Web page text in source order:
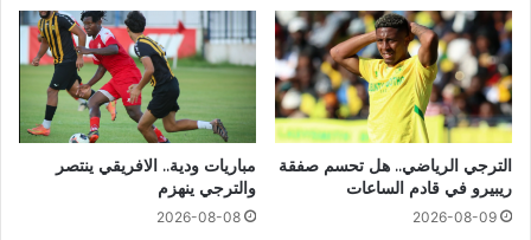
الترجي الرياضي.. هل تحسم صفقة
ريبيرو في قادم الساعات
2026-08-09
مباريات ودية.. الافريقي ينتصر
والترجي ينهزم
2026-08-08